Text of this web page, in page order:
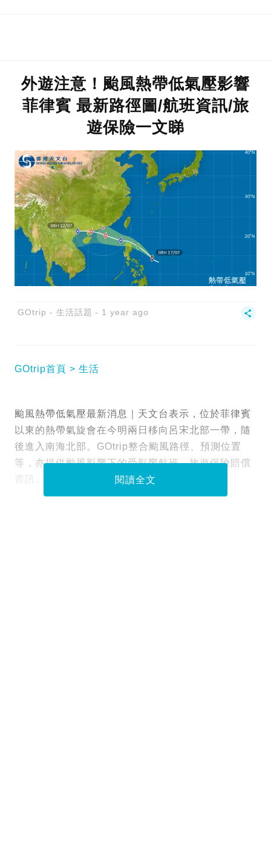
外遊注意！颱風熱帶低氣壓影響
菲律賓 最新路徑圖/航班資訊/旅
遊保險一文睇
GOtrip - 生活話題 1 year ago
GOtrip首頁 生活
颱風熱帶低氣壓最新消息｜天文台表示，位於菲律賓
以東的熱帶氣旋會在今明兩日移向呂宋北部一帶，隨
後進入南海北部。GOtrip整合颱風路徑、預測位置
等，亦提供颱風影響下的受影響航班、旅遊保險賠償
資訊。
閱讀全文